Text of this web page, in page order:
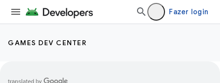
Fazer login
GAMES DEV CENTER